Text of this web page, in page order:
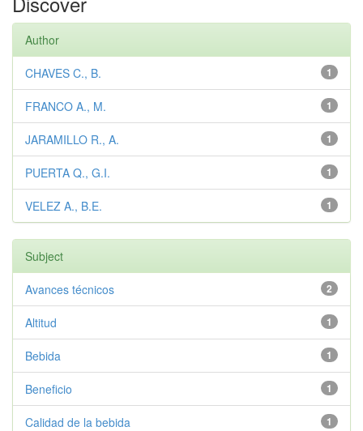
Author
1
CHAVES C., B.
1
FRANCO A., M.
1
JARAMILLO R., A.
1
PUERTA Q., G.I.
1
VELEZ A., B.E.
Subject
2
Avances técnicos
1
Altitud
1
Bebida
1
Beneficio
1
Calidad de la bebida